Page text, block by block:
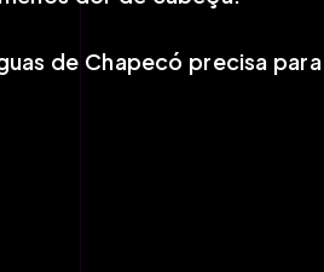
de Chapecó precisa para